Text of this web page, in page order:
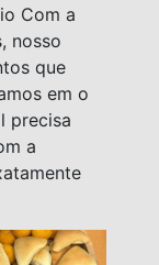
Com a
nosso
que
em o
precisa
a